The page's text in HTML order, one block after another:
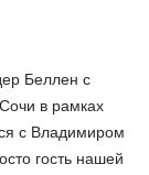
Беллен с
в рамках
с Владимиром
гость нашей